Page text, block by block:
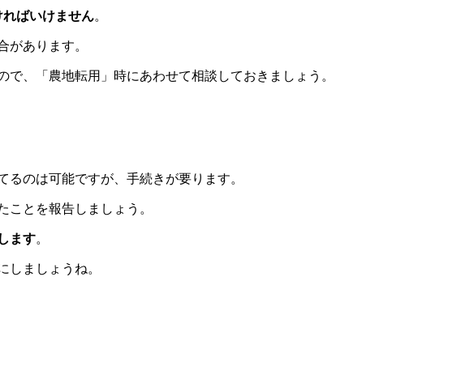
ればいけません。
があります。
で、「農地転用」時にあわせて相談しておきましょう。
のは可能ですが、手続きが要ります。
とを報告しましょう。
ます。
しましょうね。